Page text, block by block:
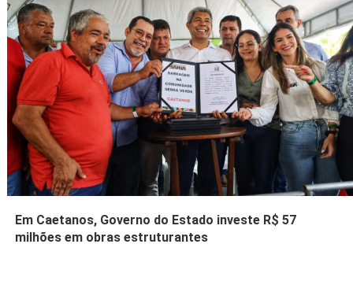
Em Caetanos, Governo do Estado investe R$ 57
milhões em obras estruturantes